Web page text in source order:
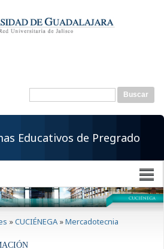
Formulario de
Buscar
Educativos de Pregrado
»CUCIÉNEGA »Mercadotecnia